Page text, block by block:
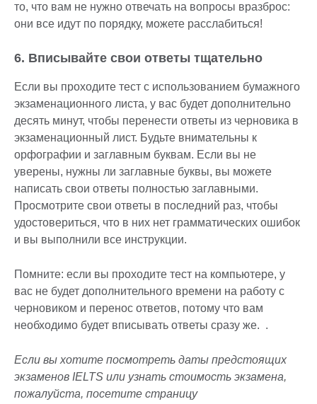
то, что вам не нужно отвечать на вопросы вразброс:
они все идут по порядку, можете расслабиться!
6. Вписывайте свои ответы тщательно
Если вы проходите тест с использованием бумажного
экзаменационного листа, у вас будет дополнительно
десять минут, чтобы перенести ответы из черновика в
экзаменационный лист. Будьте внимательны к
орфографии и заглавным буквам. Если вы не
уверены, нужны ли заглавные буквы, вы можете
написать свои ответы полностью заглавными.
Просмотрите свои ответы в последний раз, чтобы
удостовериться, что в них нет грамматических ошибок
и вы выполнили все инструкции.
Помните: если вы проходите тест на компьютере, у
вас не будет дополнительного времени на работу с
черновиком и перенос ответов, потому что вам
необходимо будет вписывать ответы сразу же. .
Если вы хотите посмотреть даты предстоящих
экзаменов IELTS или узнать стоимость экзамена,
пожалуйста, посетите страницу